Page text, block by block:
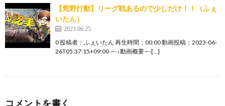
【荒野行動】リーグ戦あるので少しだけ！！（ふぇ
いたん）
2023.06.25
0 投稿者：ふぇいたん 再生時間：00:00 動画投稿：2023-06-
26T05:37:15+09:00 —-↓動画概要—-[…]
コメントを書く